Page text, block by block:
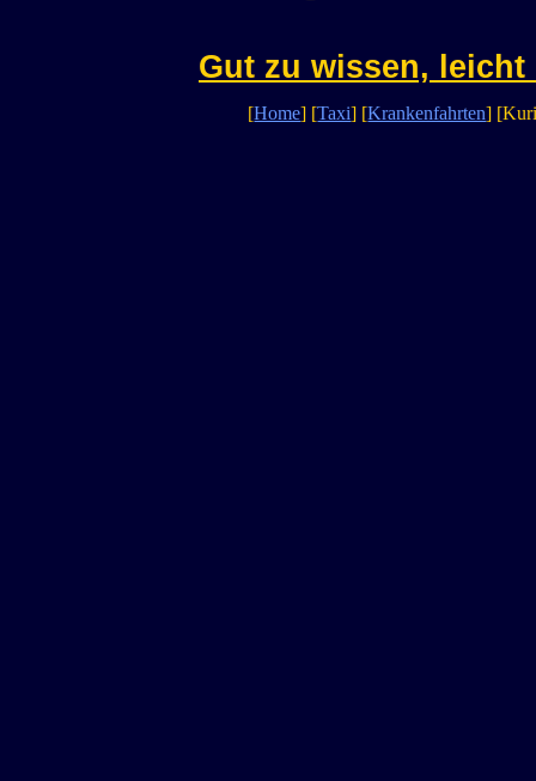
Gut zu wissen, leicht
[Home] [Taxi] [Krankenfahrten]